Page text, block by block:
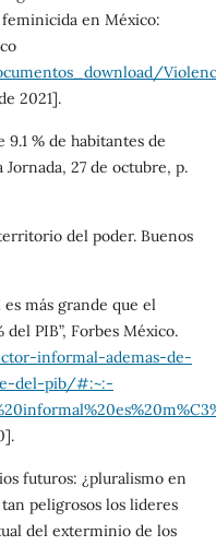
en México:
2021].
9.1 % de habitantes de
Jornada, 27 de octubre, p.
del poder. Buenos
más grande que el
PIB”, Forbes México.
informal-ademas-de-
del-pib/#:~:-
futuros: ¿pluralismo en
peligrosos los lideres
del exterminio de los